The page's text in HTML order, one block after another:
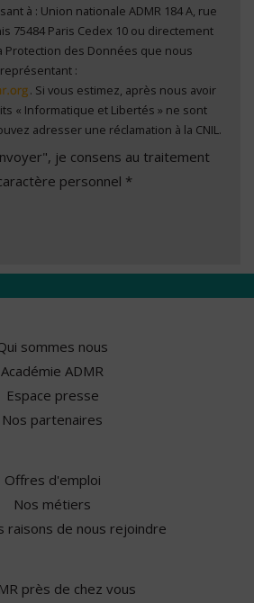
à : Union nationale ADMR 184 A, rue
75484 Paris Cedex 10 ou directement
Protection des Données que nous
:
. Si vous estimez, après nous avoir
« Informatique et Libertés » ne sont
adresser une réclamation à la CNIL.
je consens au traitement
personnel *
sommes nous
Académie ADMR
Espace presse
Nos partenaires
Offres d'emploi
Nos métiers
raisons de nous rejoindre
près de chez vous